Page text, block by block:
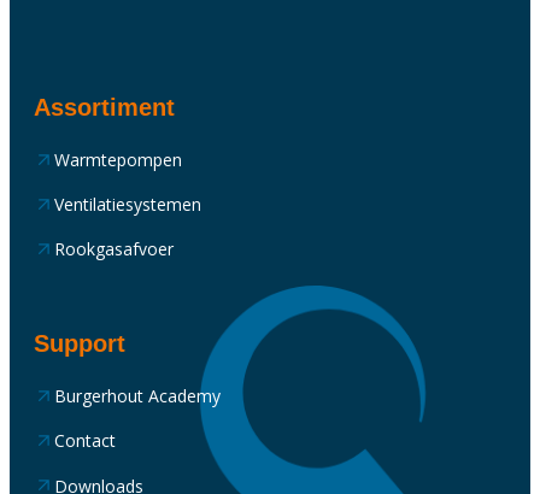
Assortiment
Warmtepompen
Ventilatiesystemen
Rookgasafvoer
Support
Burgerhout Academy
Contact
Downloads